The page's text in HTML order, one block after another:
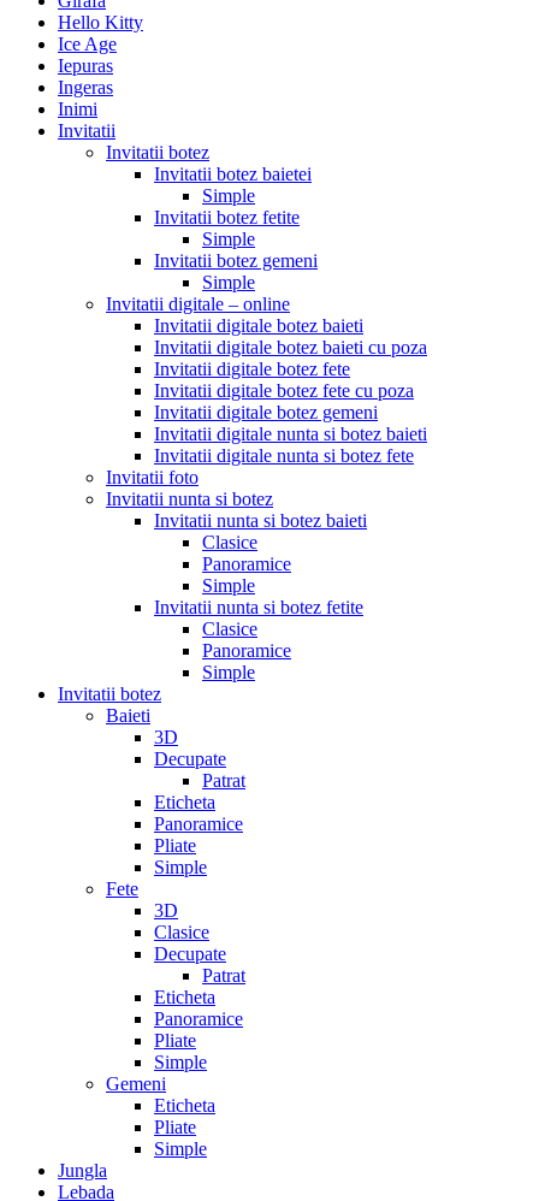
Hello Kitty
Ice Age
Iepuras
Ingeras
Inimi
Invitatii
Invitatii botez
Invitatii botez baietei
Simple
Invitatii botez fetite
Simple
Invitatii botez gemeni
Simple
Invitatii digitale – online
Invitatii digitale botez baieti
Invitatii digitale botez baieti cu poza
Invitatii digitale botez fete
Invitatii digitale botez fete cu poza
Invitatii digitale botez gemeni
Invitatii digitale nunta si botez baieti
Invitatii digitale nunta si botez fete
Invitatii foto
Invitatii nunta si botez
Invitatii nunta si botez baieti
Clasice
Panoramice
Simple
Invitatii nunta si botez fetite
Clasice
Panoramice
Simple
Invitatii botez
Baieti
3D
Decupate
Patrat
Eticheta
Panoramice
Pliate
Simple
Fete
3D
Clasice
Decupate
Patrat
Eticheta
Panoramice
Pliate
Simple
Gemeni
Eticheta
Pliate
Simple
Jungla
Lebada